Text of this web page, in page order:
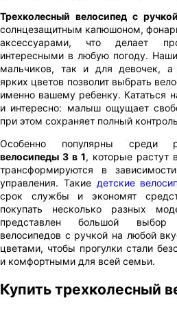
Трехколесный велосипед с ручкой
солнцезащитным капюшоном,
аксессуарами, что делает
интересными в любую погоду.
мальчиков, так и для девочек, а
ярких цветов позволит выбрать
именно вашему ребенку. Кататься
и интересно: малыш ощущает
при этом сохраняет полный
Особенно популярны среди
велосипеды 3 в 1, которые растут
трансформируются в
управления. Такие детские
срок службы и экономят
покупать несколько разных
представлен большой выбор
велосипедов с ручкой на любой
цветами, чтобы прогулки стали
и комфортными для всей семьи.
Купить трехколесный